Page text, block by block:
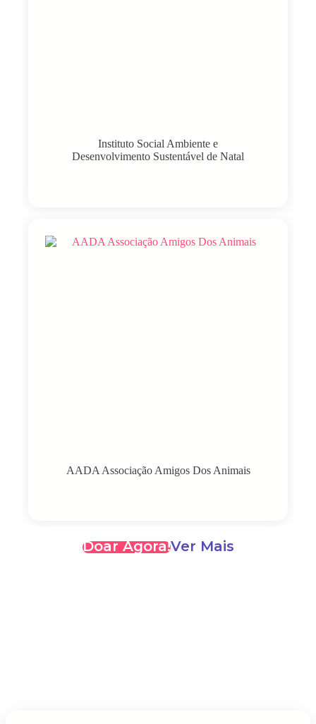
Instituto Social Ambiente e
Desenvolvimento Sustentável de Natal
AADA Associação Amigos Dos Animais
Doar Agora!Ver Mais